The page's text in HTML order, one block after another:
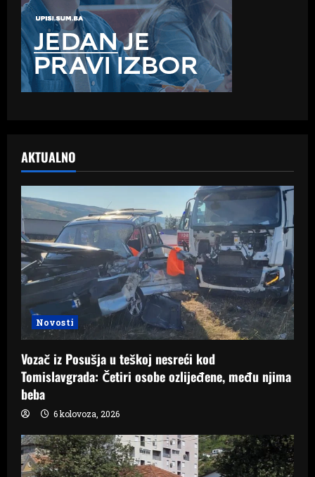
AKTUALNO
Novosti
Vozač iz Posušja u teškoj nesreći kod
Tomislavgrada: Četiri osobe ozlijeđene, među njima
beba
6 kolovoza, 2026